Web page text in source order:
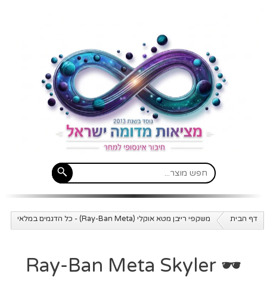
דף הבית משקפי רייבן מטא אוקלי (Ray-Ban Meta) - כל הדגמים במלאי
🕶️ Ray-Ban Meta Skyler